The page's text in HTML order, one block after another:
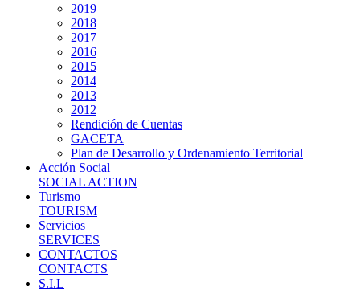
2019
2018
2017
2016
2015
2014
2013
2012
Rendición de Cuentas
GACETA
Plan de Desarrollo y Ordenamiento Territorial
Acción Social
SOCIAL ACTION
Turismo
TOURISM
Servicios
SERVICES
CONTACTOS
CONTACTS
S.I.L